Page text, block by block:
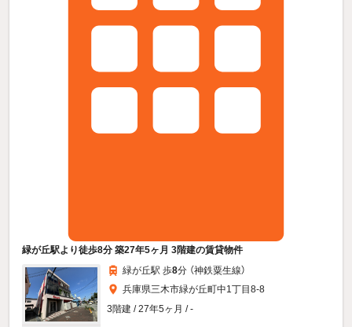
緑が丘駅より徒歩8分 築27年5ヶ月 3階建の賃貸物件
緑が丘駅 歩8分 （神鉄粟生線）
兵庫県三木市緑が丘町中1丁目8-8
3階建 / 27年5ヶ月 / -